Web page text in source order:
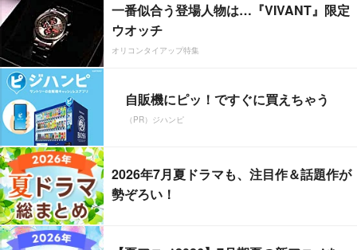
一番似合う登場人物は…『VIVANT』限定
ウオッチ
オリコンタイアップ特集
自販機にピッ！ですぐに買えちゃう
（PR）ジハンピ
2026年7月夏ドラマも、注目作＆話題作が
勢ぞろい！